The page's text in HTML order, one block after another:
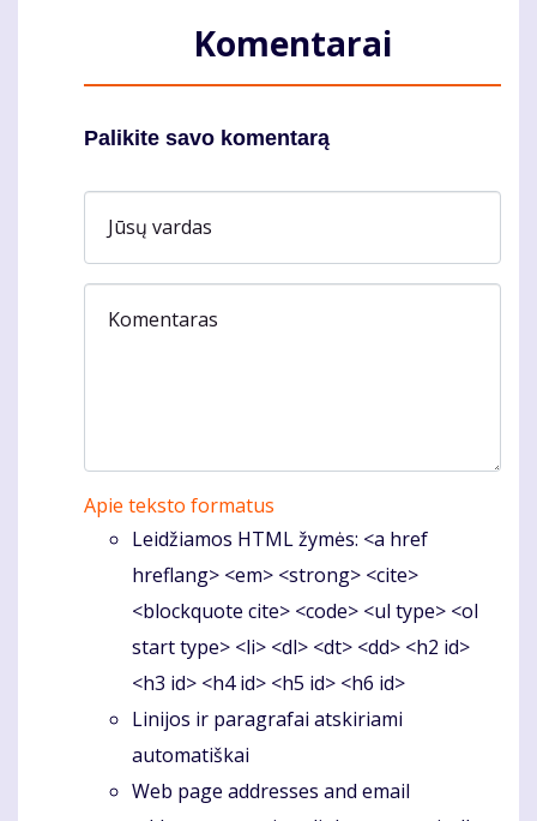
Komentarai
Palikite savo komentarą
Jūsų vardas
Komentaras
Apie teksto formatus
Leidžiamos HTML žymės: <a href
hreflang> <em> <strong> <cite>
<blockquote cite> <code> <ul type> <ol
start type> <li> <dl> <dt> <dd> <h2 id>
<h3 id> <h4 id> <h5 id> <h6 id>
Linijos ir paragrafai atskiriami
automatiškai
Web page addresses and email